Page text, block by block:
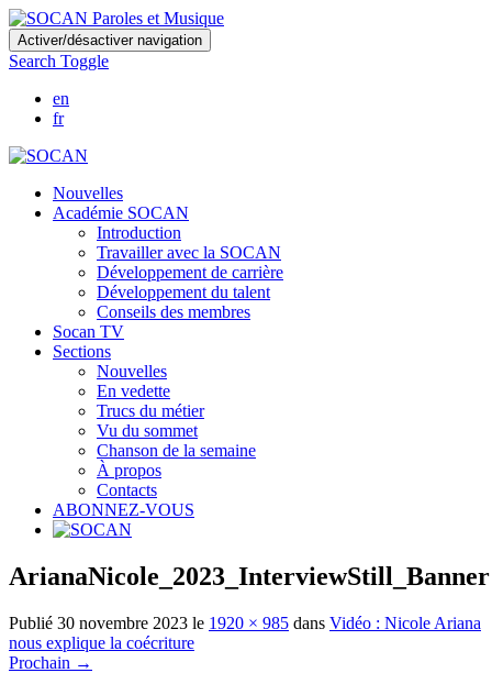
Skip
to
main
content
Activer/désactiver navigation
Search Toggle
en
fr
Nouvelles
Académie SOCAN
Introduction
Travailler avec la SOCAN
Développement de carrière
Développement du talent
Conseils des membres
Socan TV
Sections
Nouvelles
En vedette
Trucs du métier
Vu du sommet
Chanson de la semaine
À propos
Contacts
ABONNEZ-VOUS
ArianaNicole_2023_InterviewStill_Banner
Publié 30 novembre 2023 le 1920 × 985 dans Vidéo : Nicole Ariana
nous explique la coécriture
Prochain →